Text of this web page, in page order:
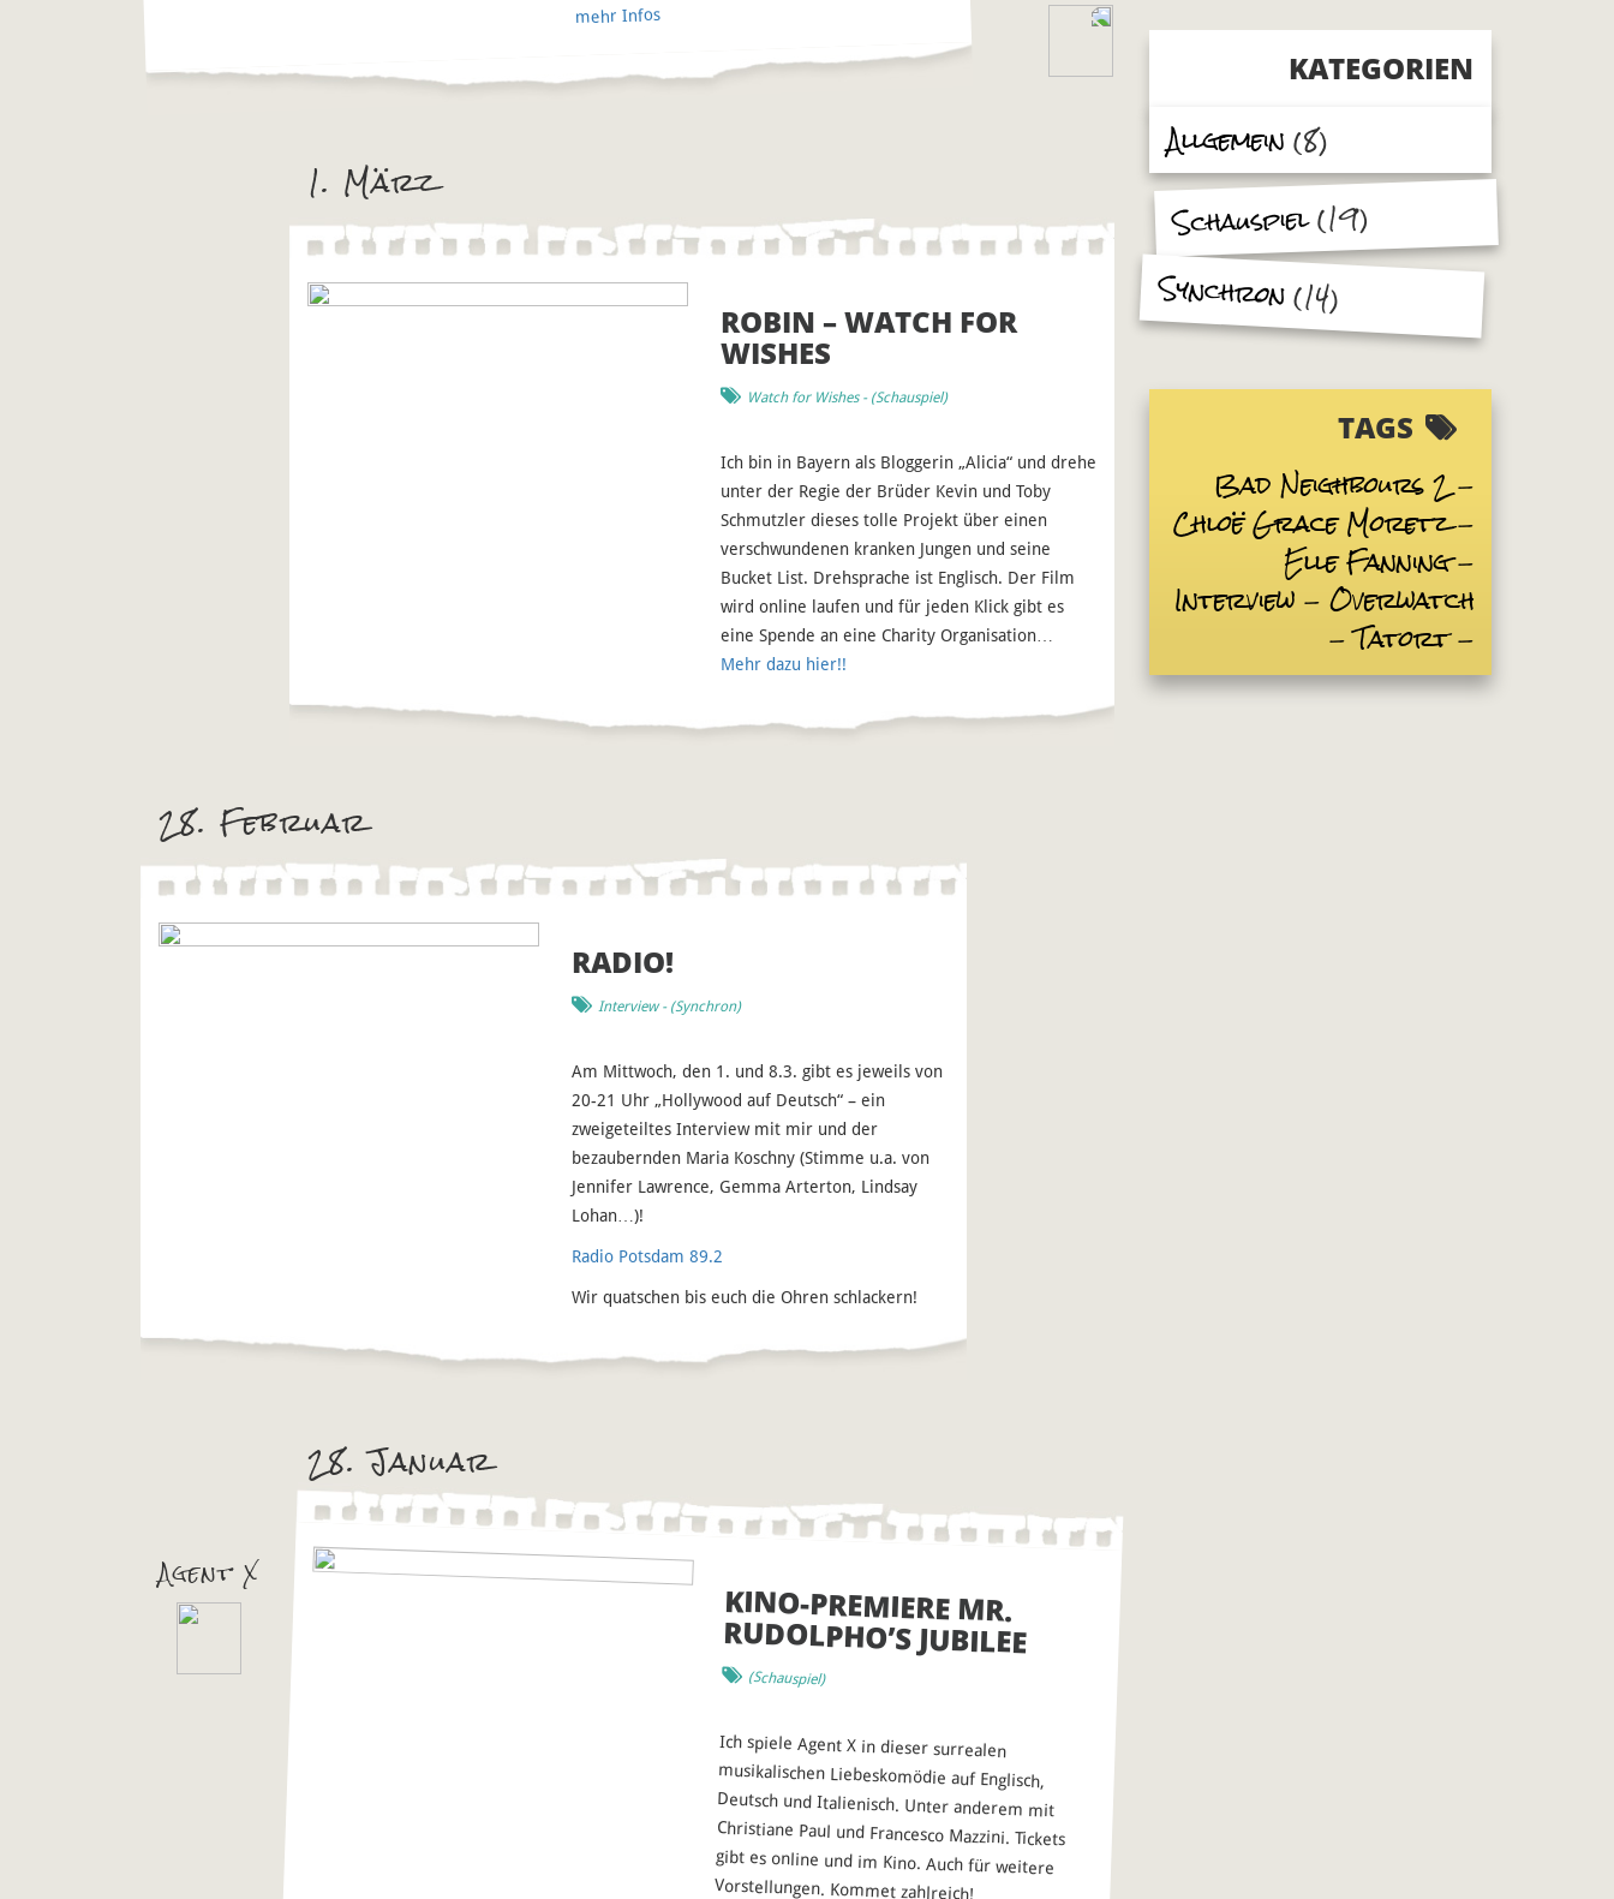
KATEGORIEN
Allgemein(8)
Schauspiel(19)
Synchron(14)
TAGS
Bad Neighbours 2
Chloë Grace Moretz
Elle Fanning
Interview Overwatch
Tatort
mehr Infos
1. März
ROBIN – WATCH FOR
WISHES
Watch for Wishes- (Schauspiel)
Ich bin in Bayern als Bloggerin „Alicia“ und drehe
unter der Regie der Brüder Kevin und Toby
Schmutzler dieses tolle Projekt über einen
verschwundenen kranken Jungen und seine
Bucket List. Drehsprache ist Englisch. Der Film
wird online laufen und für jeden Klick gibt es
eine Spende an eine Charity Organisation…
Mehr dazu hier!!
28. Februar
RADIO!
Interview- (Synchron)
Am Mittwoch, den 1. und 8.3. gibt es jeweils von
20-21 Uhr „Hollywood auf Deutsch“ – ein
zweigeteiltes Interview mit mir und der
bezaubernden Maria Koschny (Stimme u.a. von
Jennifer Lawrence, Gemma Arterton, Lindsay
Lohan…)!
Radio Potsdam 89.2
Wir quatschen bis euch die Ohren schlackern!
28. Januar
KINO-PREMIERE MR.
RUDOLPHO’S JUBILEE
(Schauspiel)
Ich spiele Agent X in dieser surrealen
musikalischen Liebeskomödie auf Englisch,
Deutsch und Italienisch. Unter anderem mit
Christiane Paul und Francesco Mazzini. Tickets
gibt es online und im Kino. Auch für weitere
Vorstellungen. Kommet zahlreich!
Agent X